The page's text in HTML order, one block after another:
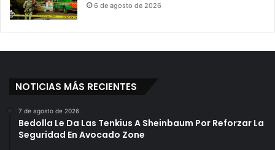
6 de agosto de 2026
NOTICIAS MÁS RECIENTES
7 de agosto de 2026
Bedolla Le Da Las Tenkius A Sheinbaum Por Reforzar La
Seguridad En Avocado Zone